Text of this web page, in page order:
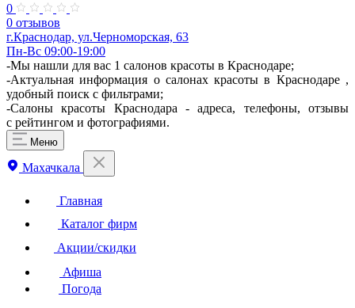
0
0 отзывов
г.Краснодар, ул.Черноморская, 63
Пн-Вс 09:00-19:00
-Мы нашли для вас 1 салонов красоты в Краснодаре;
-Актуальная информация о салонах красоты в Краснодаре ,
удобный поиск с фильтрами;
-Салоны красоты Краснодара - адреса, телефоны, отзывы
с рейтингом и фотографиями.
Меню
Махачкала
Главная
Каталог фирм
Акции/скидки
Афиша
Погода